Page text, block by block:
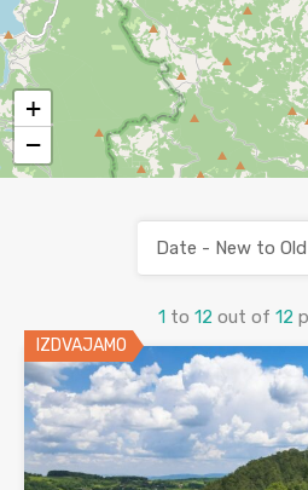
+
−
1 to 12 out of 12
Date - New to Old
IZDVAJAMO